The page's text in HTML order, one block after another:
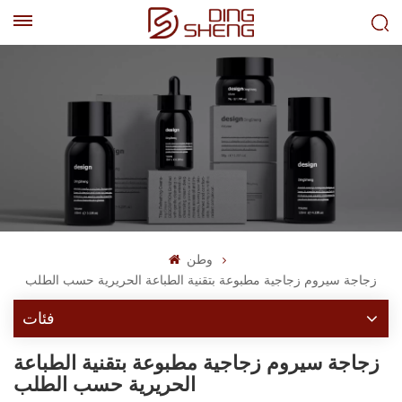
وطن
زجاجة سيروم زجاجية مطبوعة بتقنية الطباعة الحريرية حسب الطلب
فئات
زجاجة سيروم زجاجية مطبوعة بتقنية الطباعة
الحريرية حسب الطلب